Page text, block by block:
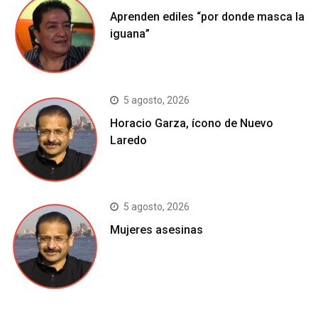
Aprenden ediles “por donde masca la
iguana”
5 agosto, 2026
Horacio Garza, ícono de Nuevo
Laredo
5 agosto, 2026
Mujeres asesinas